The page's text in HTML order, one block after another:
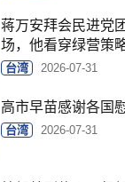
蒋万安拜会民进党
场，他看穿绿营策
台湾 2026-07-31
高市早苗感谢各国
台湾 2026-07-31